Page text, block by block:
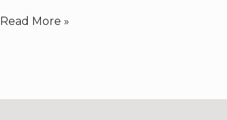
Read More »